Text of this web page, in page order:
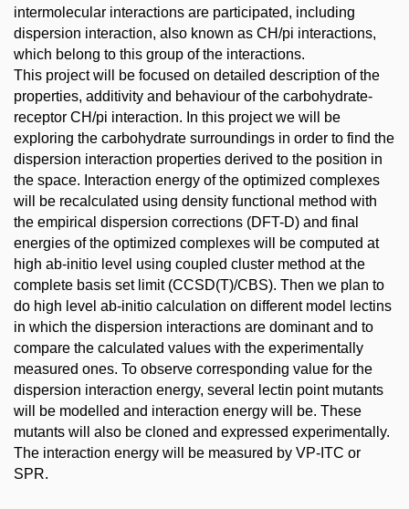
intermolecular interactions are participated, including
dispersion interaction, also known as CH/pi interactions,
which belong to this group of the interactions.
This project will be focused on detailed description of the
properties, additivity and behaviour of the carbohydrate-
receptor CH/pi interaction. In this project we will be
exploring the carbohydrate surroundings in order to find the
dispersion interaction properties derived to the position in
the space. Interaction energy of the optimized complexes
will be recalculated using density functional method with
the empirical dispersion corrections (DFT-D) and final
energies of the optimized complexes will be computed at
high ab-initio level using coupled cluster method at the
complete basis set limit (CCSD(T)/CBS). Then we plan to
do high level ab-initio calculation on different model lectins
in which the dispersion interactions are dominant and to
compare the calculated values with the experimentally
measured ones. To observe corresponding value for the
dispersion interaction energy, several lectin point mutants
will be modelled and interaction energy will be. These
mutants will also be cloned and expressed experimentally.
The interaction energy will be measured by VP-ITC or
SPR.